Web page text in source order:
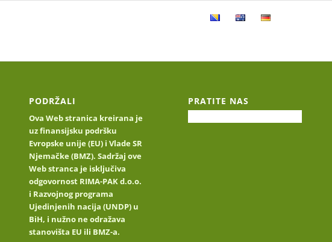
PODRŽALI
Ova Web stranica kreirana je
uz finansijsku podršku
Evropske unije (EU) i Vlade SR
Njemačke (BMZ). Sadržaj ove
Web stranca je isključiva
odgovornost RIMA-PAK d.o.o.
i Razvojnog programa
Ujedinjenih nacija (UNDP) u
BiH, i nužno ne odražava
stanovišta EU ili BMZ-a.
PRATITE NAS